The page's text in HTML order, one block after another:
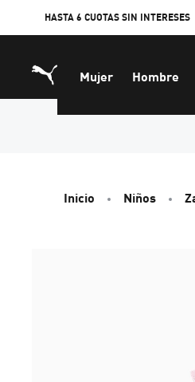
HASTA 6 CUOTAS SIN INTERESES
Mujer Hombre
Inicio Niños